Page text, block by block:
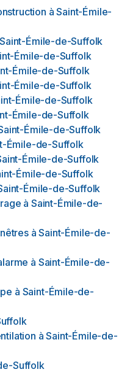
à Saint-Émile-
Saint-Émile-de-Suffolk
Émile-de-Suffolk
Émile-de-Suffolk
Émile-de-Suffolk
Émile-de-Suffolk
Émile-de-Suffolk
Émile-de-Suffolk
Émile-de-Suffolk
Émile-de-Suffolk
Émile-de-Suffolk
Émile-de-Suffolk
à Saint-Émile-de-
à Saint-Émile-de-
à Saint-Émile-de-
à Saint-Émile-de-
à Saint-Émile-de-
Suffolk